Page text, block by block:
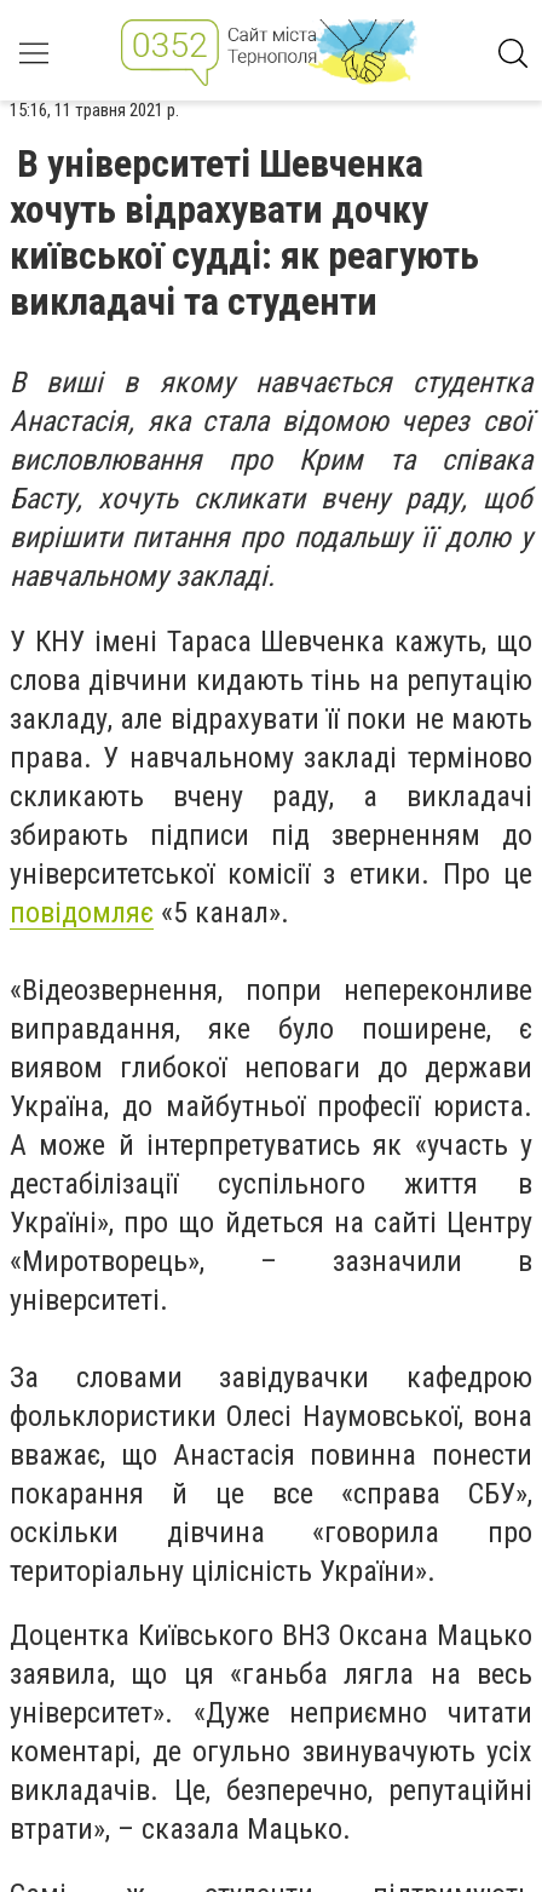
15:16, 11 травня 2021 р.
В університеті Шевченка
хочуть відрахувати дочку
київської судді: як реагують
викладачі та студенти
В виші в якому навчається студентка
Анастасія, яка стала відомою через свої
висловлювання про Крим та співака
Басту, хочуть скликати вчену раду, щоб
вирішити питання про подальшу її долю у
навчальному закладі.
У КНУ імені Тараса Шевченка кажуть, що
слова дівчини кидають тінь на репутацію
закладу, але відрахувати її поки не мають
права. У навчальному закладі терміново
скликають вчену раду, а викладачі
збирають підписи під зверненням до
університетської комісії з етики. Про це
повідомляє «5 канал».
«Відеозвернення, попри непереконливе
виправдання, яке було поширене, є
виявом глибокої неповаги до держави
Україна, до майбутньої професії юриста.
А може й інтерпретуватись як «участь у
дестабілізації суспільного життя в
Україні», про що йдеться на сайті Центру
«Миротворець», – зазначили в
університеті.
За словами завідувачки кафедрою
фольклористики Олесі Наумовської, вона
вважає, що Анастасія повинна понести
покарання й це все «справа СБУ»,
оскільки дівчина «говорила про
територіальну цілісність України».
Доцентка Київського ВНЗ Оксана Мацько
заявила, що ця «ганьба лягла на весь
університет». «Дуже неприємно читати
коментарі, де огульно звинувачують усіх
викладачів. Це, безперечно, репутаційні
втрати», – сказала Мацько.